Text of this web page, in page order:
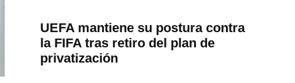
UEFA mantiene su postura contra
la FIFA tras retiro del plan de
privatización